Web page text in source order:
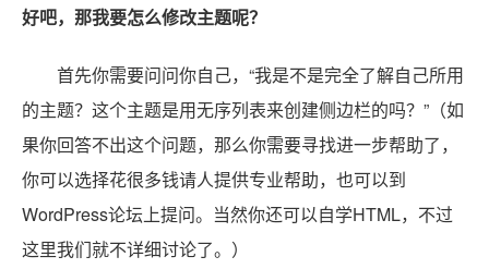
好吧，那我要怎么修改主题呢？
首先你需要问问你自己，“我是不是完全了解自己所用
的主题？这个主题是用无序列表来创建侧边栏的吗？”（如
果你回答不出这个问题，那么你需要寻找进一步帮助了，
你可以选择花很多钱请人提供专业帮助，也可以到
WordPress论坛上提问。当然你还可以自学HTML，不过
这里我们就不详细讨论了。）